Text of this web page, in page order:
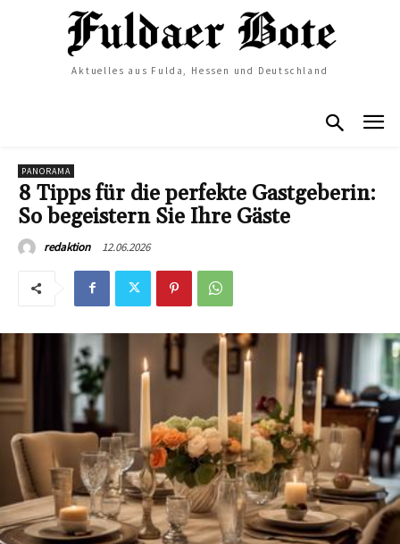
Aktuelles aus Fulda, Hessen und Deutschland
PANORAMA
8 Tipps für die perfekte Gastgeberin:
So begeistern Sie Ihre Gäste
redaktion 12.06.2026